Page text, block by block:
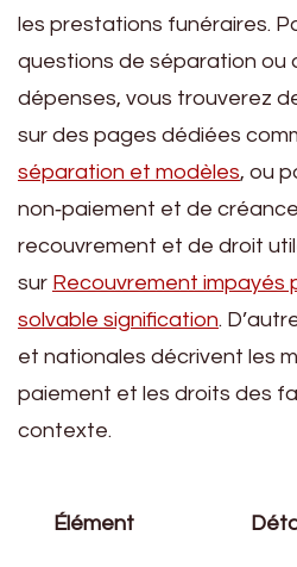
les prestations funéraires.
questions de séparation ou
dépenses, vous trouverez
sur des pages dédiées
séparation et modèles, ou
non‑paiement et de
recouvrement et de droit
sur Recouvrement impayés
solvable signification.
et nationales décrivent les
paiement et les droits des
contexte.
Élément